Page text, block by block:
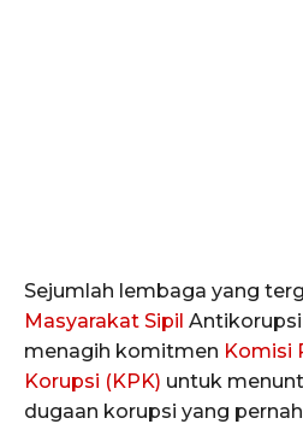
Sejumlah lembaga yang
Masyarakat Sipil
menagih komitmen Komisi
Korupsi (KPK) untuk
dugaan korupsi yang